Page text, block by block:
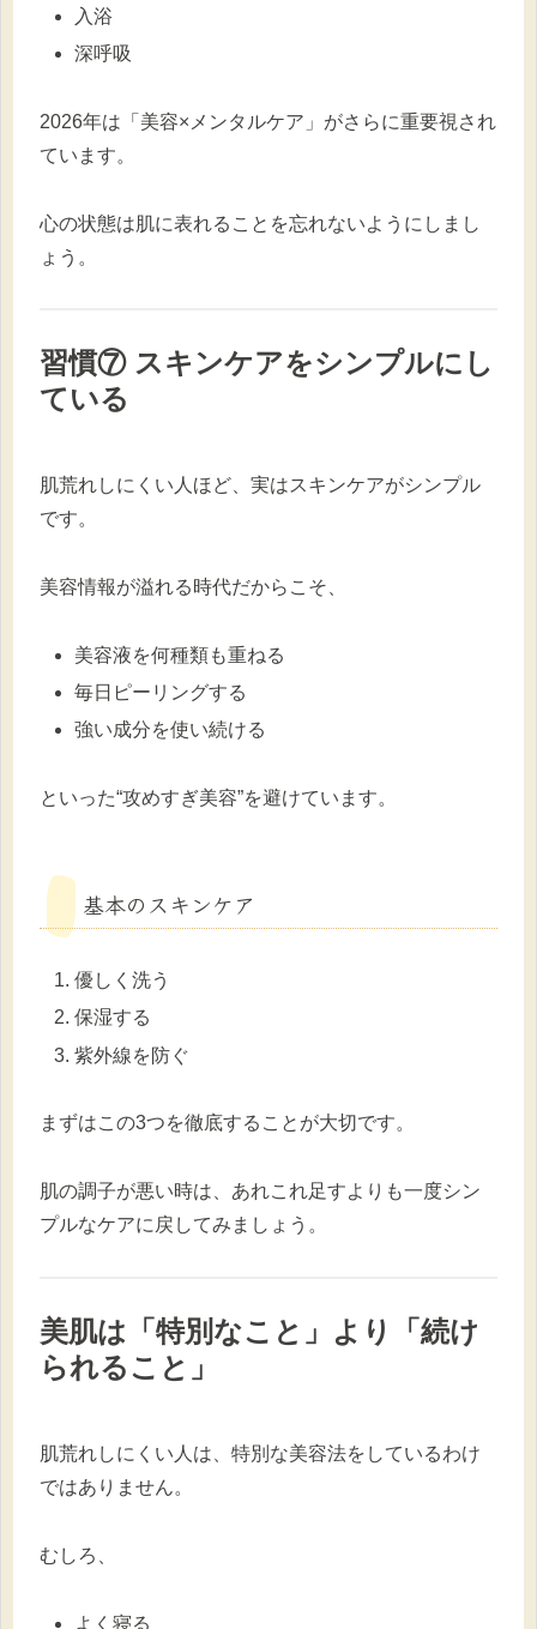
入浴
深呼吸
2026年は「美容×メンタルケア」がさらに重要視され
ています。
心の状態は肌に表れることを忘れないようにしまし
ょう。
習慣⑦ スキンケアをシンプルにし
ている
肌荒れしにくい人ほど、実はスキンケアがシンプル
です。
美容情報が溢れる時代だからこそ、
美容液を何種類も重ねる
毎日ピーリングする
強い成分を使い続ける
といった“攻めすぎ美容”を避けています。
基本のスキンケア
優しく洗う
保湿する
紫外線を防ぐ
まずはこの3つを徹底することが大切です。
肌の調子が悪い時は、あれこれ足すよりも一度シン
プルなケアに戻してみましょう。
美肌は「特別なこと」より「続け
られること」
肌荒れしにくい人は、特別な美容法をしているわけ
ではありません。
むしろ、
よく寝る